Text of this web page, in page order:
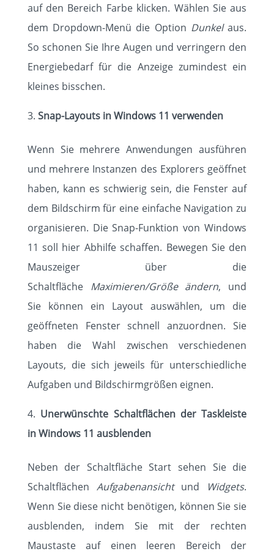
auf den Bereich Farbe klicken. Wählen Sie aus
dem Dropdown-Menü die Option Dunkel aus.
So schonen Sie Ihre Augen und verringern den
Energiebedarf für die Anzeige zumindest ein
kleines bisschen.
Snap-Layouts in Windows 11 verwenden
Wenn Sie mehrere Anwendungen ausführen
und mehrere Instanzen des Explorers geöffnet
haben, kann es schwierig sein, die Fenster auf
dem Bildschirm für eine einfache Navigation zu
organisieren. Die Snap-Funktion von Windows
11 soll hier Abhilfe schaffen. Bewegen Sie den
Mauszeiger über die
Schaltfläche
Maximieren/Größe ändern, und
Sie können ein Layout auswählen, um die
geöffneten Fenster schnell anzuordnen. Sie
haben die Wahl zwischen verschiedenen
Layouts, die sich jeweils für unterschiedliche
Aufgaben und Bildschirmgrößen eignen.
Unerwünschte Schaltflächen der Taskleiste
in Windows 11 ausblenden
Neben der Schaltfläche Start sehen Sie die
Schaltflächen Aufgabenansicht und Widgets.
Wenn Sie diese nicht benötigen, können Sie sie
ausblenden, indem Sie mit der rechten
Maustaste auf einen leeren Bereich der